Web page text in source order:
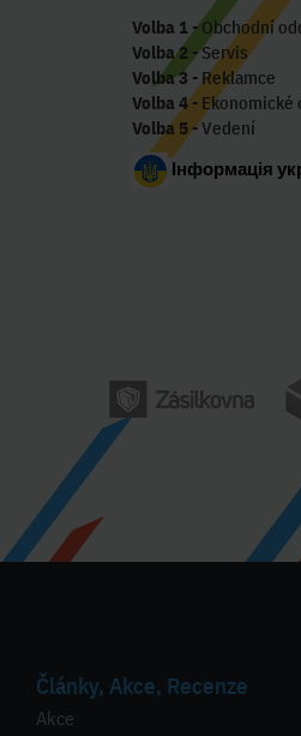
Volba 1- Obchodní
Volba 2 - Servis
Volba 3 - Reklamce
Volba 4- Ekonomické
Volba 5- Vedení
Інформація
Články, Akce, Recenze
Akce